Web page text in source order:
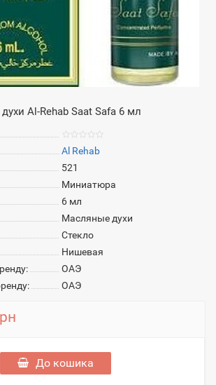
Al-Rehab Saat Safa 6 мл
Al Rehab
521
Миниатюра
6 мл
Масляные духи
Стекло
Нишевая
ОАЭ
ОАЭ
До кошика